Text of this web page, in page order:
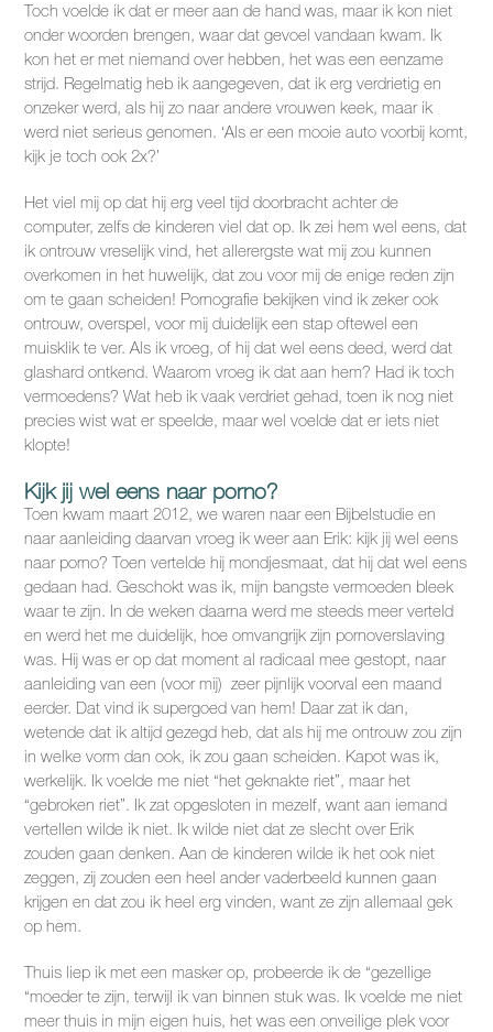
Toch voelde ik dat er meer aan de hand was, maar ik kon niet
onder woorden brengen, waar dat gevoel vandaan kwam. Ik
kon het er met niemand over hebben, het was een eenzame
strijd. Regelmatig heb ik aangegeven, dat ik erg verdrietig en
onzeker werd, als hij zo naar andere vrouwen keek, maar ik
werd niet serieus genomen. ‘Als er een mooie auto voorbij komt,
kijk je toch ook 2x?’
Het viel mij op dat hij erg veel tijd doorbracht achter de
computer, zelfs de kinderen viel dat op. Ik zei hem wel eens, dat
ik ontrouw vreselijk vind, het allerergste wat mij zou kunnen
overkomen in het huwelijk, dat zou voor mij de enige reden zijn
om te gaan scheiden! Pornografie bekijken vind ik zeker ook
ontrouw, overspel, voor mij duidelijk een stap oftewel een
muisklik te ver. Als ik vroeg, of hij dat wel eens deed, werd dat
glashard ontkend. Waarom vroeg ik dat aan hem? Had ik toch
vermoedens? Wat heb ik vaak verdriet gehad, toen ik nog niet
precies wist wat er speelde, maar wel voelde dat er iets niet
klopte!
Kijk jij wel eens naar porno?
Toen kwam maart 2012, we waren naar een Bijbelstudie en
naar aanleiding daarvan vroeg ik weer aan Erik: kijk jij wel eens
naar porno? Toen vertelde hij mondjesmaat, dat hij dat wel eens
gedaan had. Geschokt was ik, mijn bangste vermoeden bleek
waar te zijn. In de weken daarna werd me steeds meer verteld
en werd het me duidelijk, hoe omvangrijk zijn pornoverslaving
was. Hij was er op dat moment al radicaal mee gestopt, naar
aanleiding van een (voor mij) zeer pijnlijk voorval een maand
eerder. Dat vind ik supergoed van hem! Daar zat ik dan,
wetende dat ik altijd gezegd heb, dat als hij me ontrouw zou zijn
in welke vorm dan ook, ik zou gaan scheiden. Kapot was ik,
werkelijk. Ik voelde me niet “het geknakte riet”, maar het
“gebroken riet”. Ik zat opgesloten in mezelf, want aan iemand
vertellen wilde ik niet. Ik wilde niet dat ze slecht over Erik
zouden gaan denken. Aan de kinderen wilde ik het ook niet
zeggen, zij zouden een heel ander vaderbeeld kunnen gaan
krijgen en dat zou ik heel erg vinden, want ze zijn allemaal gek
op hem.
Thuis liep ik met een masker op, probeerde ik de “gezellige
“moeder te zijn, terwijl ik van binnen stuk was. Ik voelde me niet
meer thuis in mijn eigen huis, het was een onveilige plek voor